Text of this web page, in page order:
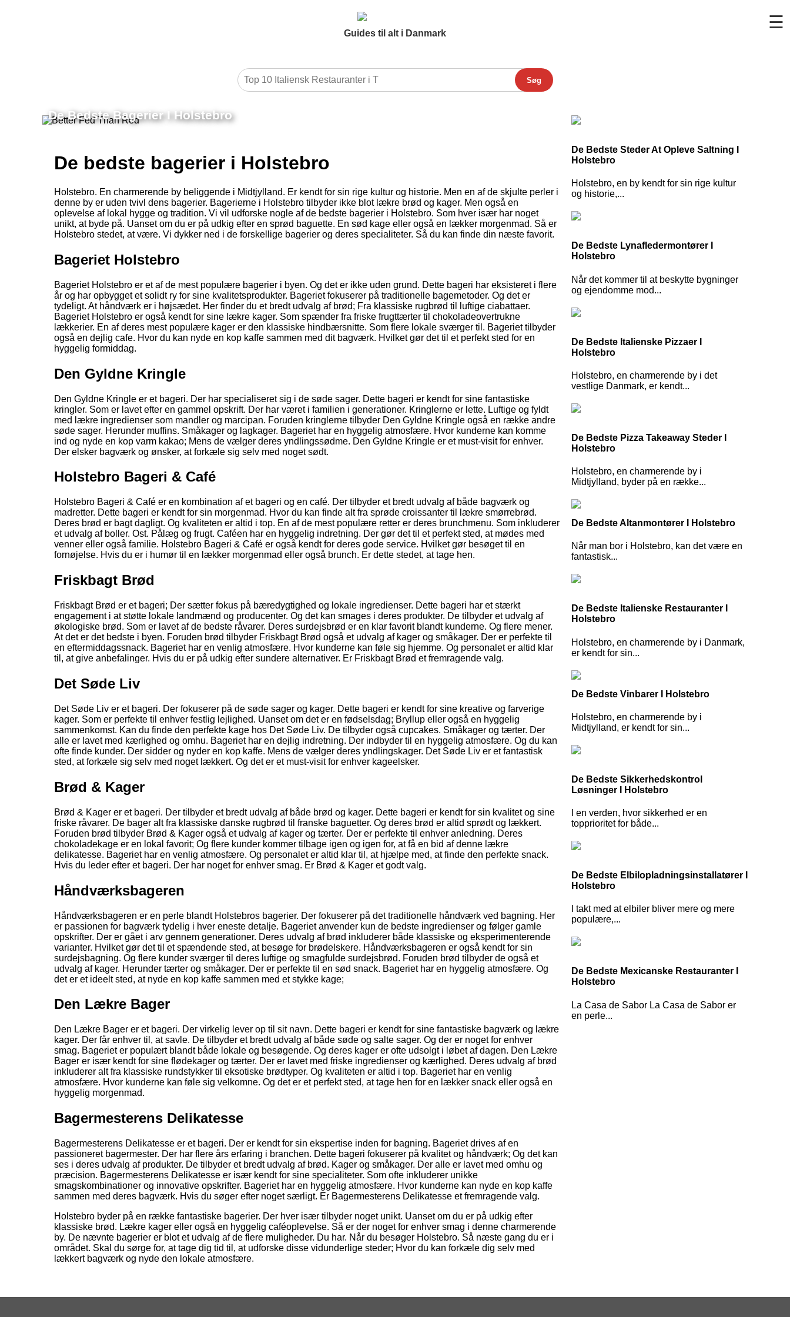
Guides til alt i Danmark
☰
Søg
De Bedste Bagerier I Holstebro
De bedste bagerier i Holstebro
Holstebro. En charmerende by beliggende i Midtjylland. Er kendt for sin rige kultur og historie. Men en af de skjulte perler i
denne by er uden tvivl dens bagerier. Bagerierne i Holstebro tilbyder ikke blot lækre brød og kager. Men også en
oplevelse af lokal hygge og tradition. Vi vil udforske nogle af de bedste bagerier i Holstebro. Som hver især har noget
unikt, at byde på. Uanset om du er på udkig efter en sprød baguette. En sød kage eller også en lækker morgenmad. Så er
Holstebro stedet, at være. Vi dykker ned i de forskellige bagerier og deres specialiteter. Så du kan finde din næste favorit.
Bageriet Holstebro
Bageriet Holstebro er et af de mest populære bagerier i byen. Og det er ikke uden grund. Dette bageri har eksisteret i flere
år og har opbygget et solidt ry for sine kvalitetsprodukter. Bageriet fokuserer på traditionelle bagemetoder. Og det er
tydeligt. At håndværk er i højsædet. Her finder du et bredt udvalg af brød; Fra klassiske rugbrød til luftige ciabattaer.
Bageriet Holstebro er også kendt for sine lækre kager. Som spænder fra friske frugttærter til chokoladeovertrukne
lækkerier. En af deres mest populære kager er den klassiske hindbærsnitte. Som flere lokale sværger til. Bageriet tilbyder
også en dejlig cafe. Hvor du kan nyde en kop kaffe sammen med dit bagværk. Hvilket gør det til et perfekt sted for en
hyggelig formiddag.
Den Gyldne Kringle
Den Gyldne Kringle er et bageri. Der har specialiseret sig i de søde sager. Dette bageri er kendt for sine fantastiske
kringler. Som er lavet efter en gammel opskrift. Der har været i familien i generationer. Kringlerne er lette. Luftige og fyldt
med lækre ingredienser som mandler og marcipan. Foruden kringlerne tilbyder Den Gyldne Kringle også en række andre
søde sager. Herunder muffins. Småkager og lagkager. Bageriet har en hyggelig atmosfære. Hvor kunderne kan komme
ind og nyde en kop varm kakao; Mens de vælger deres yndlingssødme. Den Gyldne Kringle er et must-visit for enhver.
Der elsker bagværk og ønsker, at forkæle sig selv med noget sødt.
Holstebro Bageri & Café
Holstebro Bageri & Café er en kombination af et bageri og en café. Der tilbyder et bredt udvalg af både bagværk og
madretter. Dette bageri er kendt for sin morgenmad. Hvor du kan finde alt fra sprøde croissanter til lækre smørrebrød.
Deres brød er bagt dagligt. Og kvaliteten er altid i top. En af de mest populære retter er deres brunchmenu. Som inkluderer
et udvalg af boller. Ost. Pålæg og frugt. Caféen har en hyggelig indretning. Der gør det til et perfekt sted, at mødes med
venner eller også familie. Holstebro Bageri & Café er også kendt for deres gode service. Hvilket gør besøget til en
fornøjelse. Hvis du er i humør til en lækker morgenmad eller også brunch. Er dette stedet, at tage hen.
Friskbagt Brød
Friskbagt Brød er et bageri; Der sætter fokus på bæredygtighed og lokale ingredienser. Dette bageri har et stærkt
engagement i at støtte lokale landmænd og producenter. Og det kan smages i deres produkter. De tilbyder et udvalg af
økologiske brød. Som er lavet af de bedste råvarer. Deres surdejsbrød er en klar favorit blandt kunderne. Og flere mener.
At det er det bedste i byen. Foruden brød tilbyder Friskbagt Brød også et udvalg af kager og småkager. Der er perfekte til
en eftermiddagssnack. Bageriet har en venlig atmosfære. Hvor kunderne kan føle sig hjemme. Og personalet er altid klar
til, at give anbefalinger. Hvis du er på udkig efter sundere alternativer. Er Friskbagt Brød et fremragende valg.
Det Søde Liv
Det Søde Liv er et bageri. Der fokuserer på de søde sager og kager. Dette bageri er kendt for sine kreative og farverige
kager. Som er perfekte til enhver festlig lejlighed. Uanset om det er en fødselsdag; Bryllup eller også en hyggelig
sammenkomst. Kan du finde den perfekte kage hos Det Søde Liv. De tilbyder også cupcakes. Småkager og tærter. Der
alle er lavet med kærlighed og omhu. Bageriet har en dejlig indretning. Der indbyder til en hyggelig atmosfære. Og du kan
ofte finde kunder. Der sidder og nyder en kop kaffe. Mens de vælger deres yndlingskager. Det Søde Liv er et fantastisk
sted, at forkæle sig selv med noget lækkert. Og det er et must-visit for enhver kageelsker.
Brød & Kager
Brød & Kager er et bageri. Der tilbyder et bredt udvalg af både brød og kager. Dette bageri er kendt for sin kvalitet og sine
friske råvarer. De bager alt fra klassiske danske rugbrød til franske baguetter. Og deres brød er altid sprødt og lækkert.
Foruden brød tilbyder Brød & Kager også et udvalg af kager og tærter. Der er perfekte til enhver anledning. Deres
chokoladekage er en lokal favorit; Og flere kunder kommer tilbage igen og igen for, at få en bid af denne lækre
delikatesse. Bageriet har en venlig atmosfære. Og personalet er altid klar til, at hjælpe med, at finde den perfekte snack.
Hvis du leder efter et bageri. Der har noget for enhver smag. Er Brød & Kager et godt valg.
Håndværksbageren
Håndværksbageren er en perle blandt Holstebros bagerier. Der fokuserer på det traditionelle håndværk ved bagning. Her
er passionen for bagværk tydelig i hver eneste detalje. Bageriet anvender kun de bedste ingredienser og følger gamle
opskrifter. Der er gået i arv gennem generationer. Deres udvalg af brød inkluderer både klassiske og eksperimenterende
varianter. Hvilket gør det til et spændende sted, at besøge for brødelskere. Håndværksbageren er også kendt for sin
surdejsbagning. Og flere kunder sværger til deres luftige og smagfulde surdejsbrød. Foruden brød tilbyder de også et
udvalg af kager. Herunder tærter og småkager. Der er perfekte til en sød snack. Bageriet har en hyggelig atmosfære. Og
det er et ideelt sted, at nyde en kop kaffe sammen med et stykke kage;
Den Lækre Bager
Den Lækre Bager er et bageri. Der virkelig lever op til sit navn. Dette bageri er kendt for sine fantastiske bagværk og lækre
kager. Der får enhver til, at savle. De tilbyder et bredt udvalg af både søde og salte sager. Og der er noget for enhver
smag. Bageriet er populært blandt både lokale og besøgende. Og deres kager er ofte udsolgt i løbet af dagen. Den Lækre
Bager er især kendt for sine flødekager og tærter. Der er lavet med friske ingredienser og kærlighed. Deres udvalg af brød
inkluderer alt fra klassiske rundstykker til eksotiske brødtyper. Og kvaliteten er altid i top. Bageriet har en venlig
atmosfære. Hvor kunderne kan føle sig velkomne. Og det er et perfekt sted, at tage hen for en lækker snack eller også en
hyggelig morgenmad.
Bagermesterens Delikatesse
Bagermesterens Delikatesse er et bageri. Der er kendt for sin ekspertise inden for bagning. Bageriet drives af en
passioneret bagermester. Der har flere års erfaring i branchen. Dette bageri fokuserer på kvalitet og håndværk; Og det kan
ses i deres udvalg af produkter. De tilbyder et bredt udvalg af brød. Kager og småkager. Der alle er lavet med omhu og
præcision. Bagermesterens Delikatesse er især kendt for sine specialiteter. Som ofte inkluderer unikke
smagskombinationer og innovative opskrifter. Bageriet har en hyggelig atmosfære. Hvor kunderne kan nyde en kop kaffe
sammen med deres bagværk. Hvis du søger efter noget særligt. Er Bagermesterens Delikatesse et fremragende valg.
Holstebro byder på en række fantastiske bagerier. Der hver især tilbyder noget unikt. Uanset om du er på udkig efter
klassiske brød. Lækre kager eller også en hyggelig caféoplevelse. Så er der noget for enhver smag i denne charmerende
by. De nævnte bagerier er blot et udvalg af de flere muligheder. Du har. Når du besøger Holstebro. Så næste gang du er i
området. Skal du sørge for, at tage dig tid til, at udforske disse vidunderlige steder; Hvor du kan forkæle dig selv med
lækkert bagværk og nyde den lokale atmosfære.
De Bedste Steder At Opleve Saltning I
Holstebro
Holstebro, en by kendt for sin rige kultur
og historie,...
De Bedste Lynafledermontører I
Holstebro
Når det kommer til at beskytte bygninger
og ejendomme mod...
De Bedste Italienske Pizzaer I
Holstebro
Holstebro, en charmerende by i det
vestlige Danmark, er kendt...
De Bedste Pizza Takeaway Steder I
Holstebro
Holstebro, en charmerende by i
Midtjylland, byder på en række...
De Bedste Altanmontører I Holstebro
Når man bor i Holstebro, kan det være en
fantastisk...
De Bedste Italienske Restauranter I
Holstebro
Holstebro, en charmerende by i Danmark,
er kendt for sin...
De Bedste Vinbarer I Holstebro
Holstebro, en charmerende by i
Midtjylland, er kendt for sin...
De Bedste Sikkerhedskontrol
Løsninger I Holstebro
I en verden, hvor sikkerhed er en
topprioritet for både...
De Bedste Elbilopladningsinstallatører I
Holstebro
I takt med at elbiler bliver mere og mere
populære,...
De Bedste Mexicanske Restauranter I
Holstebro
La Casa de Sabor La Casa de Sabor er
en perle...